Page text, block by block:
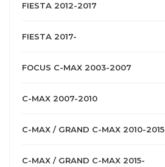
FIESTA 2012-2017
FIESTA 2017-
FOCUS C-MAX 2003-2007
C-MAX 2007-2010
C-MAX / GRAND C-MAX 2010-2015
C-MAX / GRAND C-MAX 2015-